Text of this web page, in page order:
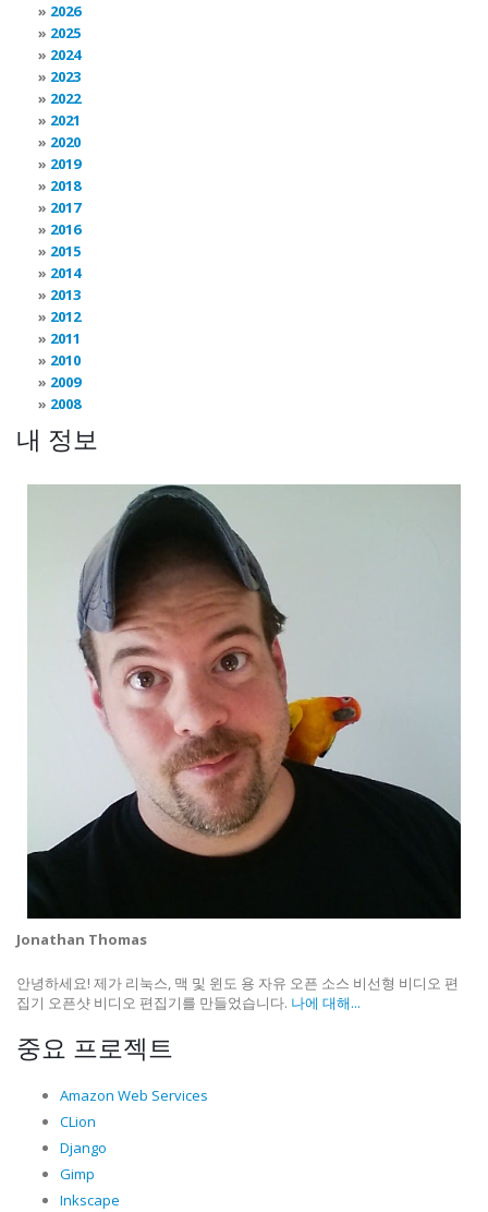
2026
2025
2024
2023
2022
2021
2020
2019
2018
2017
2016
2015
2014
2013
2012
2011
2010
2009
2008
내 정보
Jonathan Thomas
안녕하세요! 제가 리눅스, 맥 및 윈도 용 자유 오픈 소스 비선형 비디오 편
집기 오픈샷 비디오 편집기를 만들었습니다. 나에 대해...
중요 프로젝트
Amazon Web Services
CLion
Django
Gimp
Inkscape